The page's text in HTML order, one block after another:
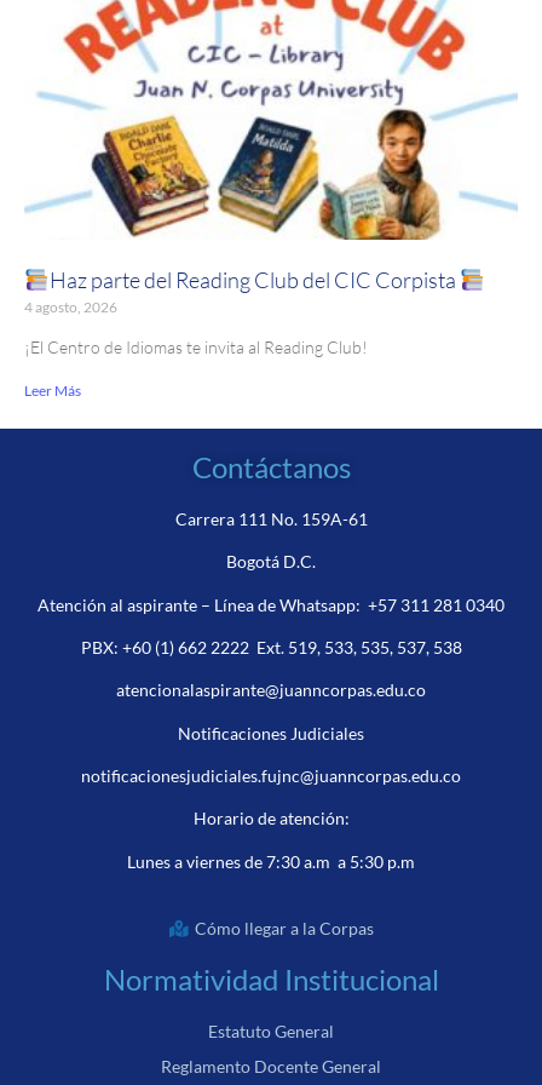
Haz parte del Reading Club del CIC Corpista
4 agosto, 2026
¡El Centro de Idiomas te invita al Reading Club!
Leer Más
Contáctanos
Carrera 111 No. 159A-61
Bogotá D.C.
Atención al aspirante – Línea de Whatsapp: +57 311 281 0340
PBX: +60 (1) 662 2222Ext. 519, 533, 535, 537, 538
atencionalaspirante@juanncorpas.edu.co
Notificaciones Judiciales
notificacionesjudiciales.fujnc@juanncorpas.edu.co
Horario de atención:
Lunes a viernes de 7:30 a.m a 5:30 p.m
Cómo llegar a la Corpas
Normatividad Institucional
Estatuto General
Reglamento Docente General